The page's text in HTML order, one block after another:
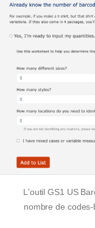
L'outil GS1 US
nombre de